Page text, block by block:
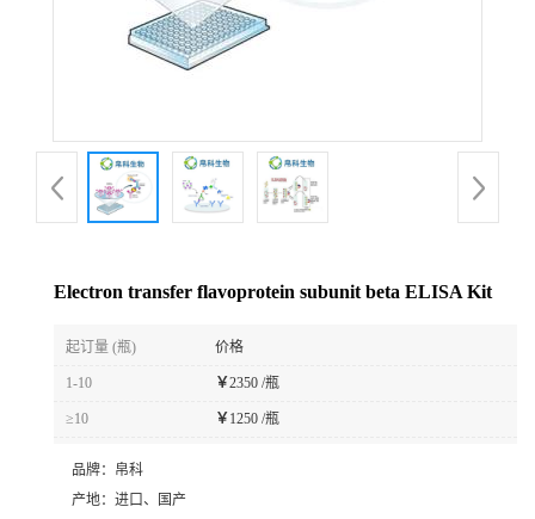
Electron transfer flavoprotein subunit beta ELISA Kit
起订量 (瓶) 价格
1-10 ￥2350 /瓶
≥10 ￥ 1250 /瓶
品牌： 帛科
产地： 进口、国产